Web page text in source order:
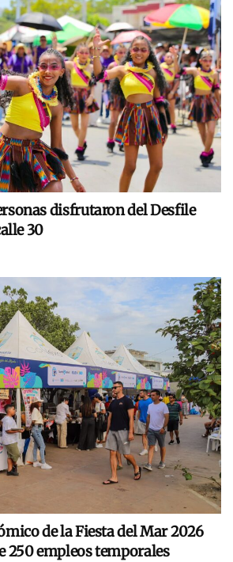
disfrutaron del Desfile
30
de la Fiesta del Mar 2026
250 empleos temporales